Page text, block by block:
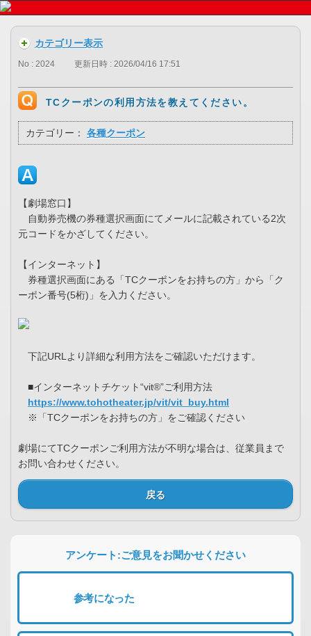
カテゴリー表示
No : 2024 更新日時 : 2026/04/16 17:51
TCクーポンの利用方法を教えてください。
カテゴリー： 各種クーポン
【劇場窓口】
自動券売機の券種選択画面にてメールに記載されている2次
元コードをかざしてください。
【インターネット】
券種選択画面にある「TCクーポンをお持ちの方」から「ク
ーポン番号(5桁)」を入力ください。
下記URLより詳細な利用方法をご確認いただけます。
■インターネットチケット“vit®”ご利用方法
https://www.tohotheater.jp/vit/vit_buy.html
※「TCクーポンをお持ちの方」をご確認ください
劇場にてTCクーポンご利用方法が不明な場合は、従業員まで
お問い合わせください。
戻る
アンケート:ご意見をお聞かせください
参考になった